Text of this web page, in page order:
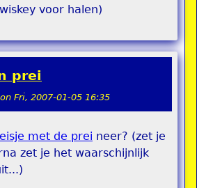
voor halen)
prei
on Fri, 2007-01-05 16:35
met de prei neer? (zet je
zet je het waarschijnlijk